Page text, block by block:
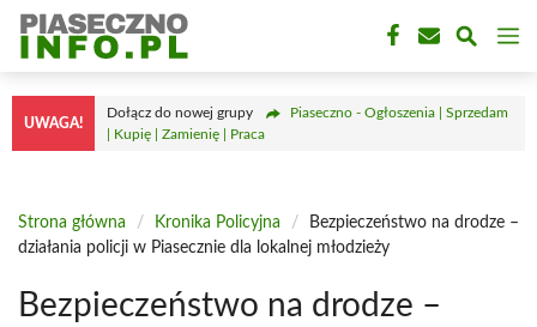
Przejdź
treści
UWAGA!
Dołącz do nowej grupy
Piaseczno - Ogłoszenia | Sprzedam
| Kupię | Zamienię | Praca
Strona główna / Kronika Policyjna /
Bezpieczeństwo na drodze –
działania policji w Piasecznie dla lokalnej młodzieży
Bezpieczeństwo na drodze –